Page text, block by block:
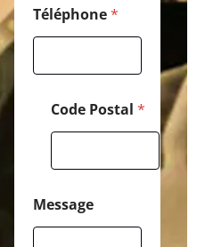
Téléphone*
Code Postal *
Message